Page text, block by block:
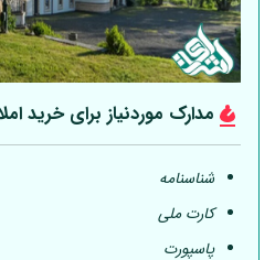
مدارک موردنیاز برای خرید
شناسنامه
کارت ملی
پاسپورت